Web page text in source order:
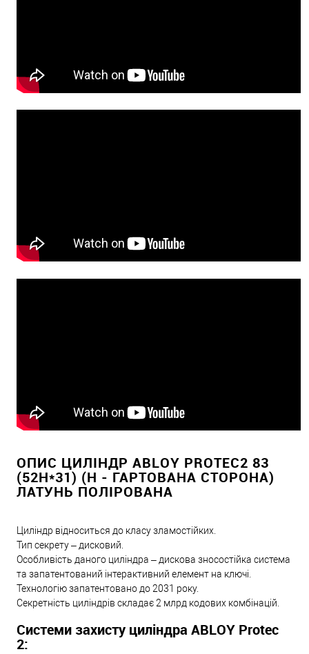
ОПИС ЦИЛІНДР ABLOY PROTEC2 83
(52H*31) (H - ГАРТОВАНА СТОРОНА)
ЛАТУНЬ ПОЛІРОВАНА
Циліндр відноситься до класу зламостійких.
Тип секрету – дисковий.
Особливість даного циліндра – дискова зносостійка система
та запатентований інтерактивний елемент на ключі.
Технологію запатентовано до 2031 року.
Секретність циліндрів складає 2 млрд кодових комбінацій.
Системи захисту циліндра ABLOY Protec
2: